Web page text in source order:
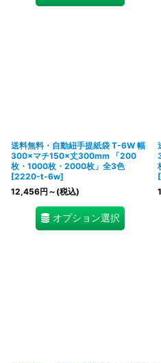
送料無料・自動紐手提紙袋 T-6W 幅
300×マチ150×丈300mm 「200
枚・1000枚・2000枚」全3色
[2220-t-6w]
12,456円 ～ (税込)
オプション選択
[